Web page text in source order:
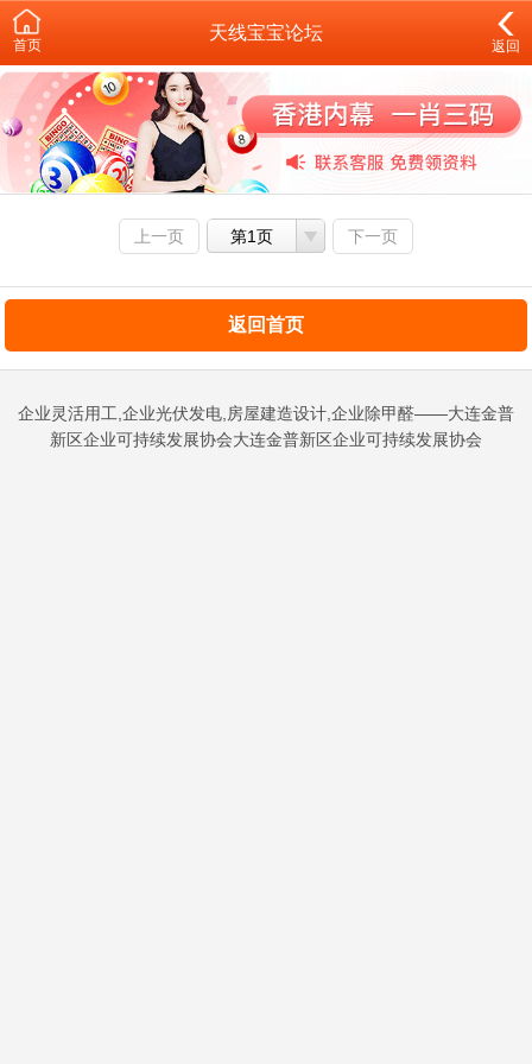
首页
天线宝宝论坛
返回
上一页 第1页 下一页
返回首页
企业灵活用工,企业光伏发电,房屋建造设计,企业除甲醛——大连金普
新区企业可持续发展协会大连金普新区企业可持续发展协会